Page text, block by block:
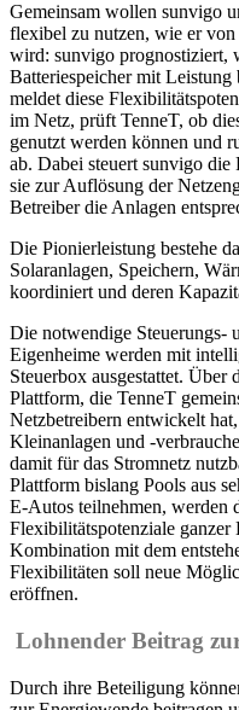
Gemeinsam wollen sunvigo
flexibel zu nutzen, wie er
wird: sunvigo prognostiziert,
Batteriespeicher mit Leistung
meldet diese
im Netz, prüft TenneT, ob
genutzt werden können und
ab. Dabei steuert sunvigo die
sie zur Auflösung der
Betreiber die Anlagen
Die Pionierleistung bestehe
Solaranlagen, Speichern,
koordiniert und deren
Die notwendige Steuerungs-
Eigenheime werden mit
Steuerbox ausgestattet.
Plattform, die TenneT
Netzbetreibern entwickelt
Kleinanlagen und -
damit für das Stromnetz
Plattform bislang Pools aus
E-Autos teilnehmen, werden
Flexibilitätspotenziale ganzer
Kombination mit dem
Flexibilitäten soll neue
eröffnen.
Lohnender Beitrag
Durch ihre Beteiligung